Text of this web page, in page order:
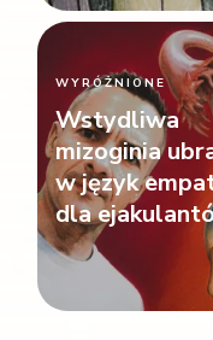
WYRÓŻNIONE
Wstydliwa
mizoginia
w język
dla